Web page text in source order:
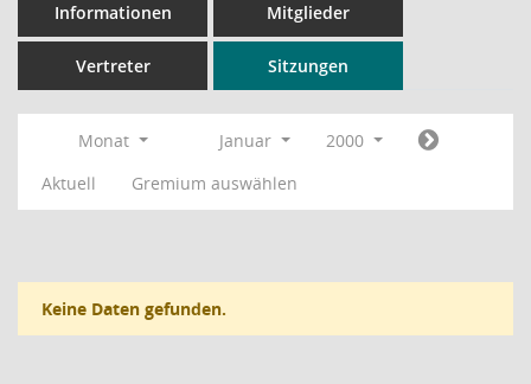
Informationen Mitglieder
Vertreter Sitzungen
Monat Januar
2000
Aktuell
Gremium auswählen
Keine Daten gefunden.